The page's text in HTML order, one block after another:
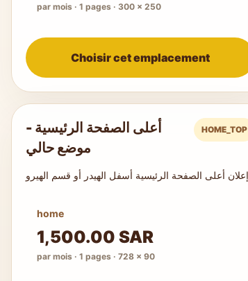
par mois · 1 pages · 300 × 250
Choisir cet emplacement
أعلى الصفحة الرئيسية -
موضع حالي
HOME_TOP
home
1,500.00 SAR
par mois · 1 pages · 728 × 90